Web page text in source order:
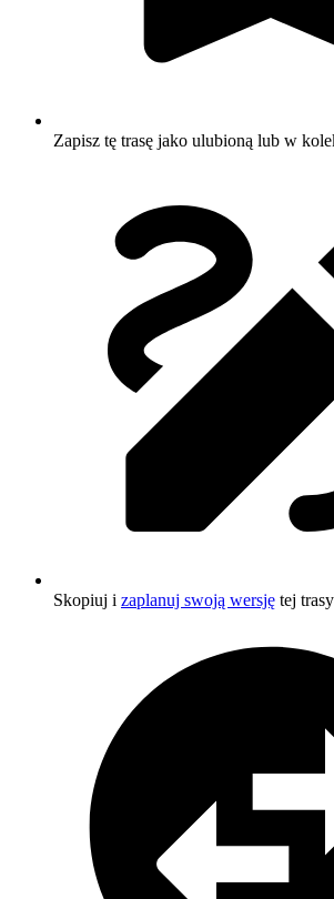
Zapisz tę trasę jako ulubioną lub w
Skopiuj i zaplanuj swoją wersję tej trasy